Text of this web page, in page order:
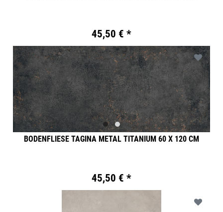
45,50 € *
BODENFLIESE TAGINA METAL TITANIUM 60 X 120 CM
45,50 € *